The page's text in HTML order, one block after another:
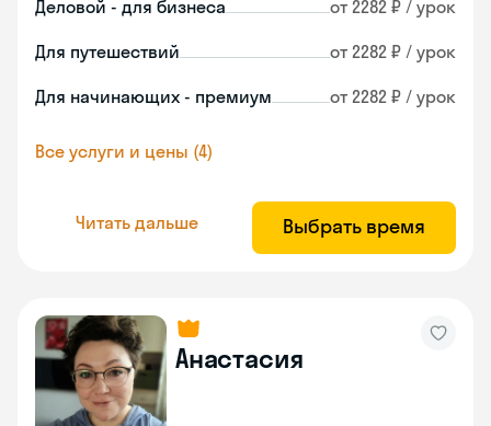
Деловой - для бизнеса от 2282 ₽ / урок
Для путешествий от 2282 ₽ / урок
Для начинающих - премиум от 2282 ₽ / урок
Все услуги и цены (4)
Читать дальше Выбрать время
Анастасия